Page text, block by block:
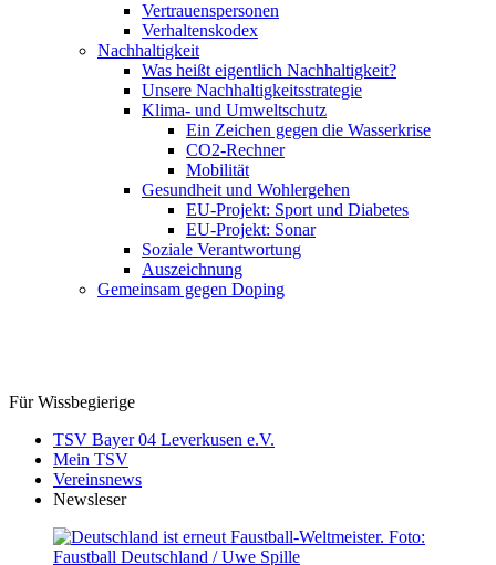
Vertrauenspersonen
Verhaltenskodex
Nachhaltigkeit
Was heißt eigentlich Nachhaltigkeit?
Unsere Nachhaltigkeitsstrategie
Klima- und Umweltschutz
Ein Zeichen gegen die Wasserkrise
CO2-Rechner
Mobilität
Gesundheit und Wohlergehen
EU-Projekt: Sport und Diabetes
EU-Projekt: Sonar
Soziale Verantwortung
Auszeichnung
Gemeinsam gegen Doping
Für Wissbegierige
TSV Bayer 04 Leverkusen e.V.
Mein TSV
Vereinsnews
Newsleser